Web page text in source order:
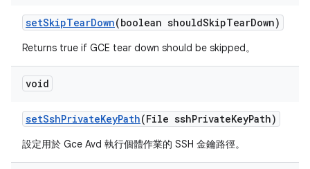
setSkipTearDown(boolean shouldSkipTearDown)
Returns true if GCE tear down should be skipped。
void
setSshPrivateKeyPath(File sshPrivateKeyPath)
設定用於 Gce Avd 執行個體作業的 SSH 金鑰路徑。